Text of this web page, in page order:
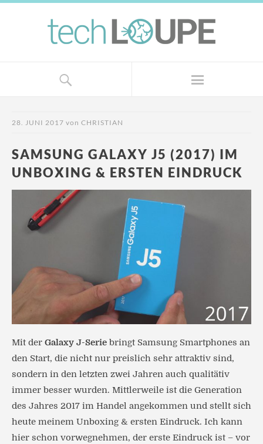
28. JUNI 2017 von CHRISTIAN
SAMSUNG GALAXY J5 (2017) IM
UNBOXING & ERSTEN EINDRUCK
Mit der Galaxy J-Serie bringt Samsung Smartphones an
den Start, die nicht nur preislich sehr attraktiv sind,
sondern in den letzten zwei Jahren auch qualitätiv
immer besser wurden. Mittlerweile ist die Generation
des Jahres 2017 im Handel angekommen und stellt sich
heute meinem Unboxing & ersten Eindruck. Ich kann
hier schon vorwegnehmen, der erste Eindruck ist – vor